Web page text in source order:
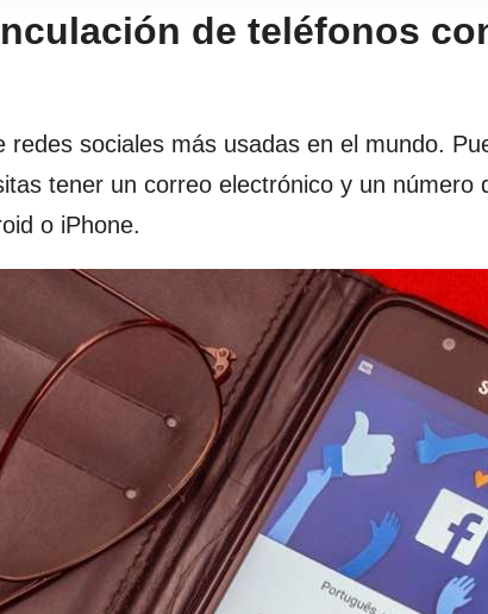
de teléfonos
redes sociales más usadas en el mundo.
tener un correo electrónico y un número
o iPhone.